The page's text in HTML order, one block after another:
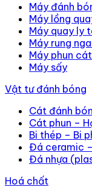
Máy đánh
Máy lồng
Máy quay ly
Máy rung
Máy phun
Máy sấy
Vật tư đánh bóng
Cát đánh
Cát phun –
Bi thép – Bi
Đá ceramic
Đá nhựa
Hoá chất